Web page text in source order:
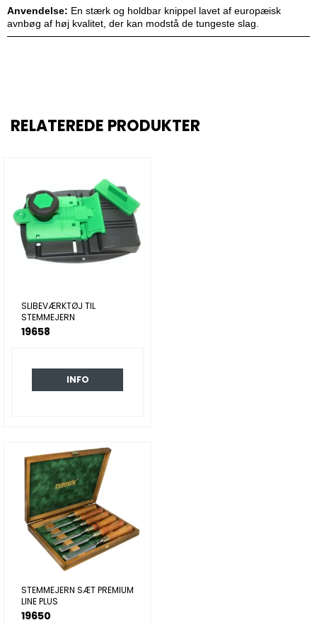
Anvendelse: En stærk og holdbar knippel lavet af europæisk
avnbøg af høj kvalitet, der kan modstå de tungeste slag.
RELATEREDE PRODUKTER
SLIBEVÆRKTØJ TIL
STEMMEJERN
19658
INFO
STEMMEJERN SÆT PREMIUM
LINE PLUS
19650